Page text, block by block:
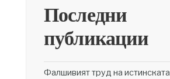
Последни
публикации
Фалшивият труд на истинската